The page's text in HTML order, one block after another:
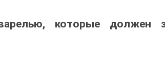
которые должен